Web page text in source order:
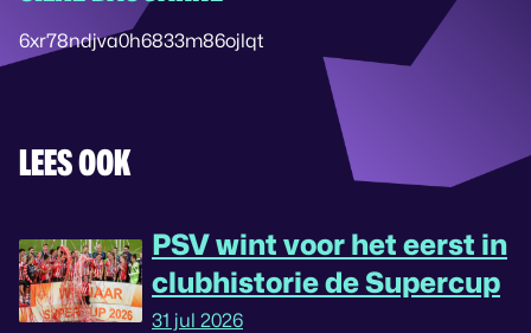
6xr78ndjva0h6833m86ojlqt
LEES OOK
PSV wint voor het eerst in
clubhistorie de Supercup
31 jul 2026